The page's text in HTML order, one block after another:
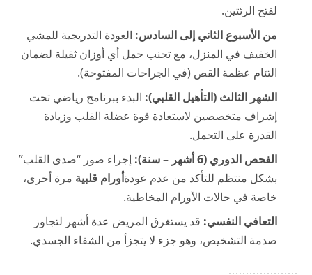
لفتح الرئتين.
من الأسبوع الثاني إلى السادس: العودة التدريجية للمشي
الخفيف في المنزل، مع تجنب حمل أي أوزان ثقيلة لضمان
التئام عظمة القص (في الجراحات المفتوحة).
الشهر الثالث (التأهيل القلبي): البدء ببرنامج رياضي تحت
إشراف متخصصين لاستعادة قوة عضلة القلب وزيادة
القدرة على التحمل.
الفحص الدوري (6 أشهر – سنة):
إجراء صور “صدى القلب”
بشكل منتظم للتأكد من عدم عودةأورام قلبية مرة أخرى،
خاصة في حالات الأورام المخاطية.
التعافي النفسي: قد يستغرق المريض عدة أشهر لتجاوز
صدمة التشخيص، وهو جزء لا يتجزأ من الشفاء الجسدي.